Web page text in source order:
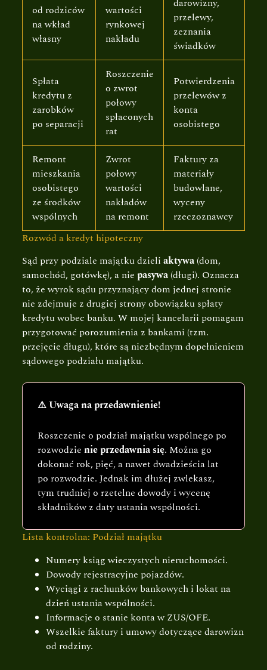
od rodziców
na wkład
własny
wartości
rynkowej
nakładu
przelewy,
zeznania
świadków
Spłata
kredytu z
zarobków
po separacji
Roszczenie
o zwrot
połowy
spłaconych
rat
Potwierdzenia
przelewów z
konta
osobistego
Remont
mieszkania
osobistego
ze środków
wspólnych
Zwrot
połowy
wartości
nakładów
na remont
Faktury za
materiały
budowlane,
wyceny
rzeczoznawcy
Rozwód a kredyt hipoteczny
Sąd przy podziale majątku dzieli aktywa(dom,
samochód, gotówkę), a nie pasywa(długi). Oznacza
to, że wyrok sądu przyznający dom jednej stronie
nie zdejmuje z drugiej strony obowiązku spłaty
kredytu wobec banku. W mojej kancelarii pomagam
przygotować porozumienia z bankami (tzm.
przejęcie długu), które są niezbędnym dopełnieniem
sądowego podziału majątku.
⚠️ Uwaga na przedawnienie!
Roszczenie o podział majątku wspólnego po
rozwodzie nie przedawnia się. Można go
dokonać rok, pięć, a nawet dwadzieścia lat
po rozwodzie. Jednak im dłużej zwlekasz,
tym trudniej o rzetelne dowody i wycenę
składników z daty ustania wspólności.
Lista kontrolna: Podział majątku
Numery ksiąg wieczystych nieruchomości.
Dowody rejestracyjne pojazdów.
Wyciągi z rachunków bankowych i lokat na
dzień ustania wspólności.
Informacje o stanie konta w ZUS/OFE.
Wszelkie faktury i umowy dotyczące darowizn
od rodziny.